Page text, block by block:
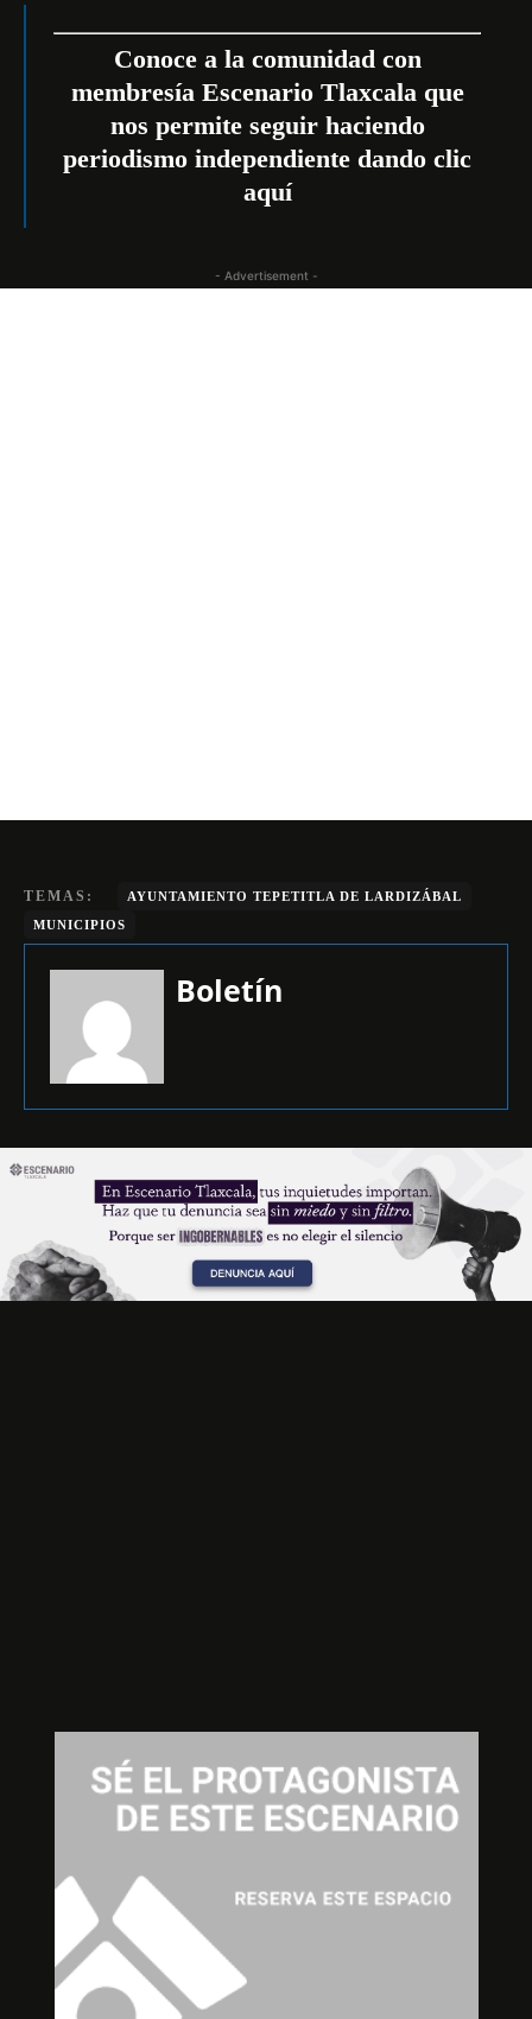
Conoce a la comunidad con
membresía Escenario Tlaxcala que
nos permite seguir haciendo
periodismo independiente dando clic
aquí
- Advertisement -
TEMAS:
AYUNTAMIENTO TEPETITLA DE LARDIZÁBAL
MUNICIPIOS
Boletín